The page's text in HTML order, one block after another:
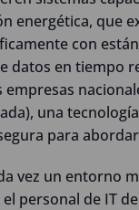
energética, que
con
datos en tiempo
una
para
vez un entorno
personal de IT